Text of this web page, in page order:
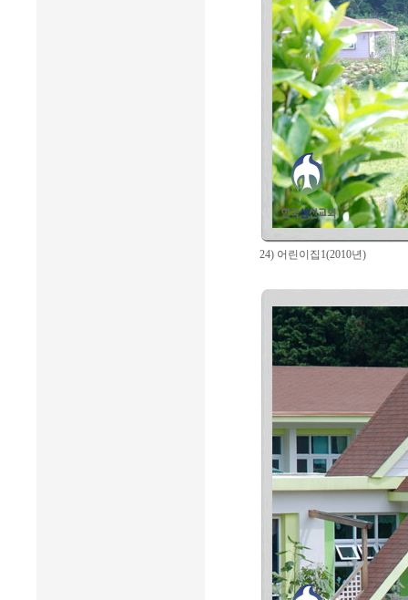
24) 어린이집1(2010년)